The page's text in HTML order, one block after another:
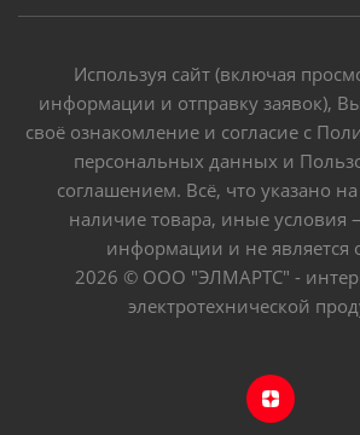
Используя сайт (включая
информации и отправку заявок),
своё ознакомление и согласие с
персональных данных и
соглашением. Всё, что указано
наличие товара, иные условия
информации и не является
2026 © ООО "ЭЛМАРТС" -
электротехнической